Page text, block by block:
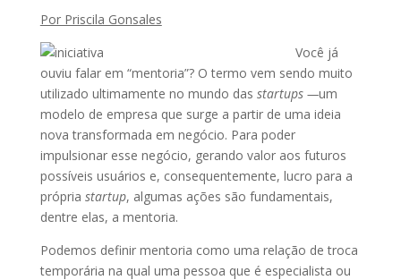
Por Priscila Gonsales
Você já
ouviu falar em “mentoria”? O termo vem sendo muito
utilizado ultimamente no mundo das startups —um
modelo de empresa que surge a partir de uma ideia
nova transformada em negócio. Para poder
impulsionar esse negócio, gerando valor aos futuros
possíveis usuários e, consequentemente, lucro para a
própria startup, algumas ações são fundamentais,
dentre elas, a mentoria.
Podemos definir mentoria como uma relação de troca
temporária na qual uma pessoa que é especialista ou